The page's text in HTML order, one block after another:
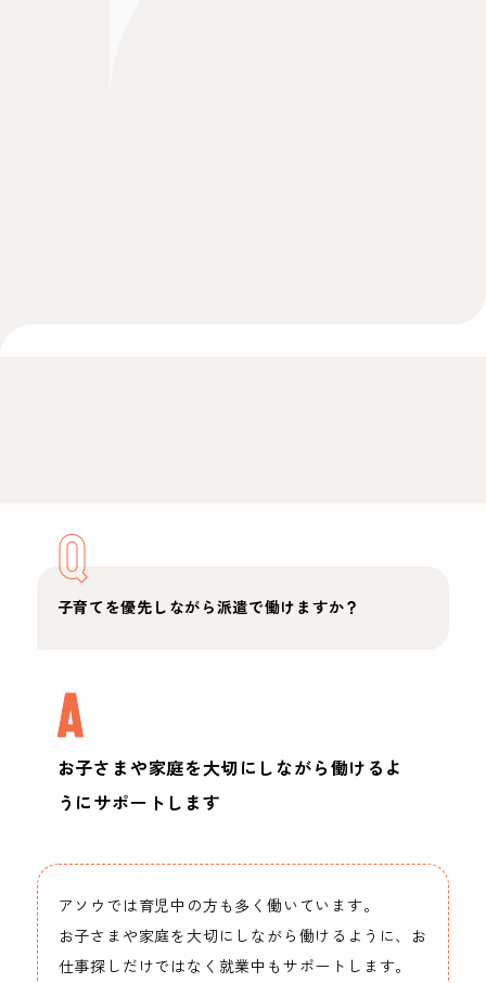
Q
子育てを優先しながら派遣で働けますか？
A
お子さまや家庭を大切にしながら働けるよ
うにサポートします
アソウでは育児中の方も多く働いています。
お子さまや家庭を大切にしながら働けるように、お
仕事探しだけではなく就業中もサポートします。